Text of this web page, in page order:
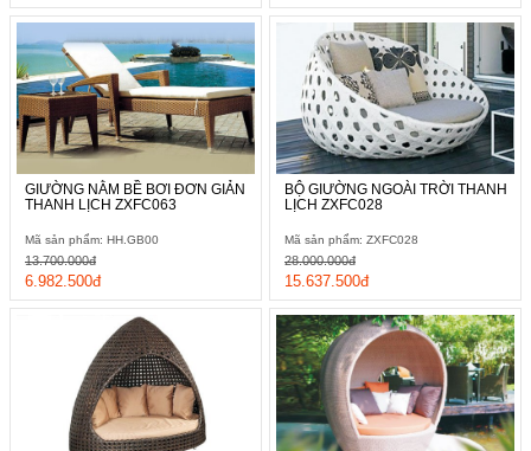
GIƯỜNG NẰM BỀ BƠI ĐƠN GIẢN
THANH LỊCH ZXFC063
Mã sản phẩm: HH.GB00
6.982.500đ
13.700.000đ
BỘ GIƯỜNG NGOÀI TRỜI THANH
LỊCH ZXFC028
Mã sản phẩm: ZXFC028
15.637.500đ
28.000.000đ